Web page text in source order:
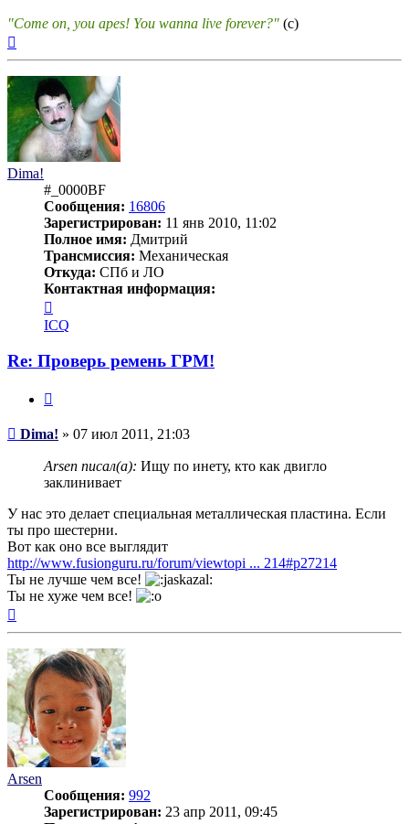
"Come on, you apes! You wanna live forever?" (c)
Dima!
#_0000BF
Сообщения: 16806
Зарегистрирован: 11 янв 2010, 11:02
Полное имя: Дмитрий
Трансмиссия: Механическая
Откуда: СПб и ЛО
Контактная информация:
информация
пользователя
ICQ
Re: Проверь ремень ГРМ!
Сообщение
Dima! » 07 июл 2011, 21:03
Arsen писал(а): Ищу по инету, кто как двигло
заклинивает
У нас это делает специальная металлическая пластина. Если
ты про шестерни.
Вот как оно все выглядит
http://www.fusionguru.ru/forum/viewtopi ... 214#p27214
Ты не лучше чем все!
Ты не хуже чем все!
Arsen
Сообщения: 992
Зарегистрирован: 23 апр 2011, 09:45